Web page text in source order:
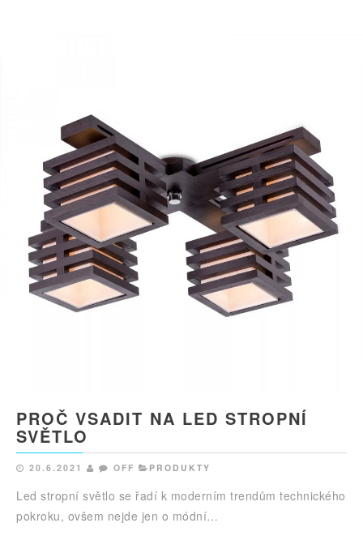
PROČ VSADIT NA LED STROPNÍ
SVĚTLO
20.6.2021 OFF PRODUKTY
Led stropní světlo se řadí k moderním trendům technického
pokroku, ovšem nejde jen o módní…